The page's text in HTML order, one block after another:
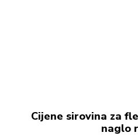
Cijene sirovina za
naglo